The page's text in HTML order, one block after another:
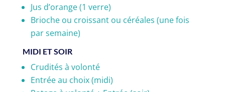
Jus d’orange (1 verre)
Brioche ou croissant ou céréales (une fois
par semaine)
MIDI ET SOIR
Crudités à volonté
Entrée au choix (midi)